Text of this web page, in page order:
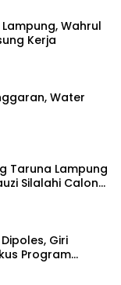
Wahrul
Kerja
Water
Taruna Lampung
Silalahi Calon
Giri
Program